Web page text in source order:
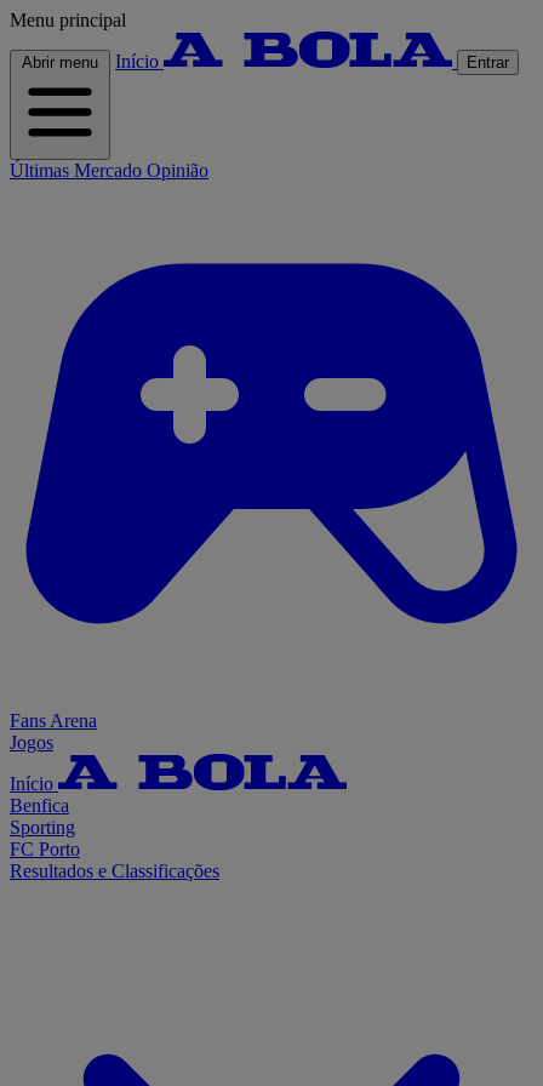
Menu principal
Abrir menu Início Entrar
Últimas Mercado Opinião
Fans Arena
Jogos
Início
Benfica
Sporting
FC Porto
Resultados e Classificações